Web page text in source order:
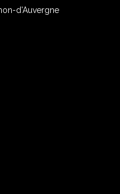
d'Auvergne